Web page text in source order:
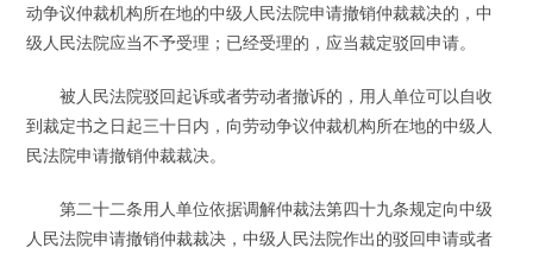
动争议仲裁机构所在地的中级人民法院申请撤销仲裁裁决的，中
级人民法院应当不予受理；已经受理的，应当裁定驳回申请。
被人民法院驳回起诉或者劳动者撤诉的，用人单位可以自收
到裁定书之日起三十日内，向劳动争议仲裁机构所在地的中级人
民法院申请撤销仲裁裁决。
第二十二条用人单位依据调解仲裁法第四十九条规定向中级
人民法院申请撤销仲裁裁决，中级人民法院作出的驳回申请或者